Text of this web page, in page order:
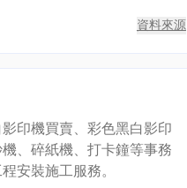
資料來源
印機買賣、彩色黑白影印
、碎紙機、打卡鐘等事務
安裝施工服務。